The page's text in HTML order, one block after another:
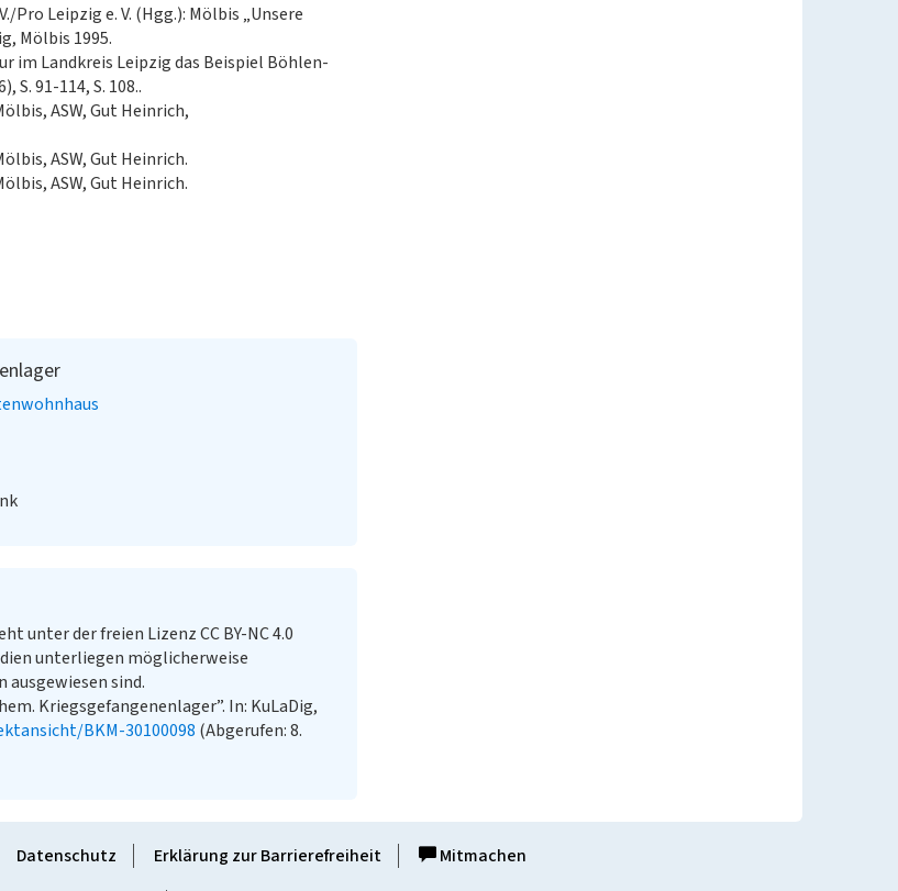
Leipzig e. V. (Hgg.): Mölbis „Unsere
Mölbis 1995.
im Landkreis Leipzig das Beispiel Böhlen-
91-114, S. 108..
ASW, Gut Heinrich,
ASW, Gut Heinrich.
ASW, Gut Heinrich.
unter der freien Lizenz CC BY-NC 4.0
unterliegen möglicherweise
sind.
Kriegsgefangenenlager”. In: KuLaDig,
BKM-30100098 (Abgerufen: 8.
Datenschutz Erklärung zur Barrierefreiheit
Mitmachen